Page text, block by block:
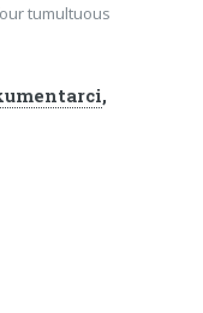
tumultuous
,